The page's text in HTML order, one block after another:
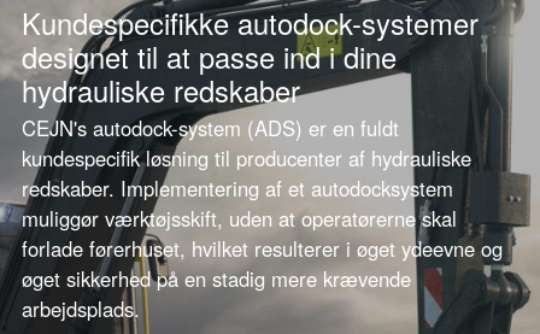
Kundespecifikke autodock-systemer
designet til at passe ind i dine
hydrauliske redskaber
CEJN's autodock-system (ADS) er en fuldt
kundespecifik løsning til producenter af hydrauliske
redskaber. Implementering af et autodocksystem
muliggør værktøjsskift, uden at operatørerne skal
forlade førerhuset, hvilket resulterer i øget ydeevne og
øget sikkerhed på en stadig mere krævende
arbejdsplads.